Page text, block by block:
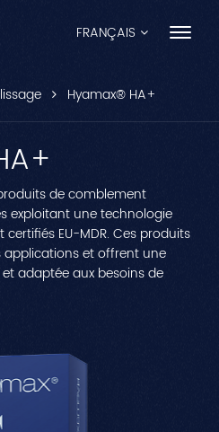
FRANÇAIS
English
Français
Español
Pусский
Português
日本語
中文
Hyamax® HA+
de comblement
exploitant une technologie
EU-MDR. Ces produits
et offrent une
adaptée aux besoins de